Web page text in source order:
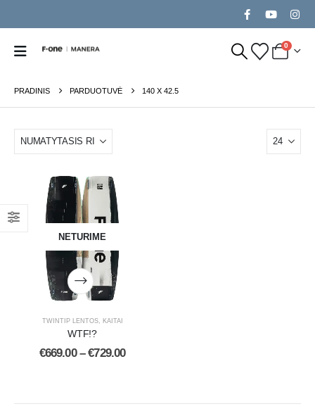
0
PRADINIS PARDUOTUVĖ 140 X 42.5
NETURIME
TWINTIP LENTOS, KAITAI
WTF!?
€669.00 – €729.00